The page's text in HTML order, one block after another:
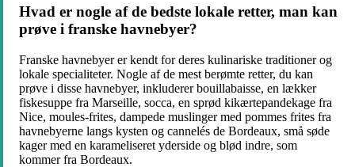
Hvad er nogle af de bedste lokale retter, man kan
prøve i franske havnebyer?
Franske havnebyer er kendt for deres kulinariske traditioner og
lokale specialiteter. Nogle af de mest berømte retter, du kan
prøve i disse havnebyer, inkluderer bouillabaisse, en lækker
fiskesuppe fra Marseille, socca, en sprød kikærtepandekage fra
Nice, moules-frites, dampede muslinger med pommes frites fra
havnebyerne langs kysten og cannelés de Bordeaux, små søde
kager med en karameliseret yderside og blød indre, som
kommer fra Bordeaux.